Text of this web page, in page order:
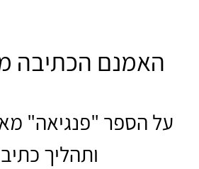
האמנם הכתיבה
על הספר "פנגיאה"
ותהליך